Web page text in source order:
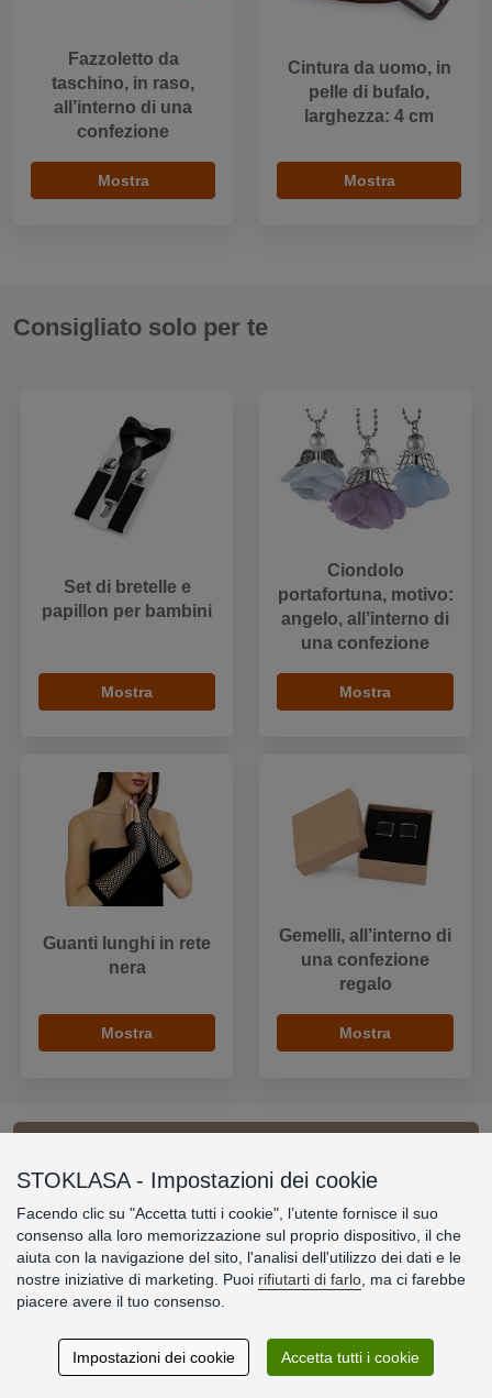
Fazzoletto da
taschino, in raso,
all’interno di una
confezione
Mostra
Cintura da uomo, in
pelle di bufalo,
larghezza: 4 cm
Mostra
Consigliato solo per te
Set di bretelle e
papillon per bambini
Mostra
Ciondolo
portafortuna, motivo:
angelo, all’interno di
una confezione
Mostra
Guanti lunghi in rete
nera
Mostra
Gemelli, all’interno di
una confezione
regalo
Mostra
Informazioni importanti
» Impostazioni dei cookie
» Termini & Condizioni
» Informativa sulla Privacy
» Consegna e pagamento
» Garanzia e resi
STOKLASA - Impostazioni dei cookie
Facendo clic su "Accetta tutti i cookie", l’utente fornisce il suo
consenso alla loro memorizzazione sul proprio dispositivo, il che
aiuta con la navigazione del sito, l'analisi dell'utilizzo dei dati e le
nostre iniziative di marketing. Puoi rifiutarti di farlo , ma ci farebbe
piacere avere il tuo consenso.
Impostazioni dei cookie Accetta tutti i cookie